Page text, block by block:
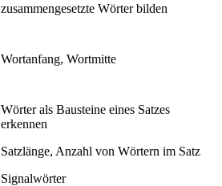
zusammengesetzte Wörter bilden
Wortanfang, Wortmitte
Wörter als Bausteine eines Satzes
erkennen
Satzlänge, Anzahl von Wörtern im Satz
Signalwörter